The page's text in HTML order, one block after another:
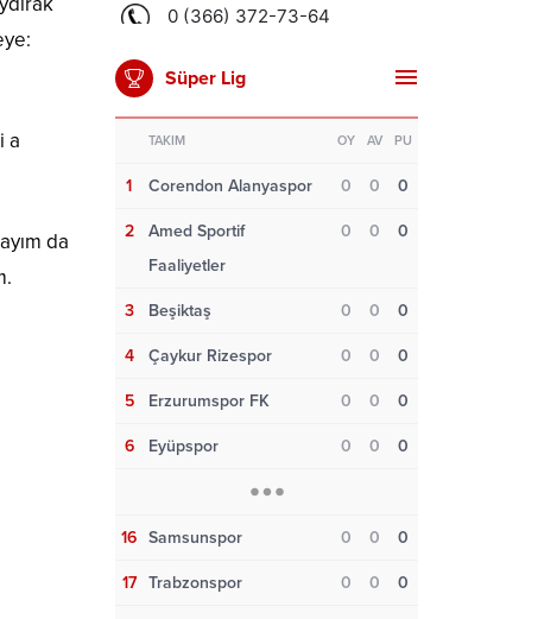
a
da
Süper Lig
TAKIM OY AV PU
1 Corendon Alanyaspor 0 0 0
2
Amed Sportif
Faaliyetler
0 0 0
3 Beşiktaş 0 0 0
4 Çaykur Rizespor 0 0 0
5 Erzurumspor FK 0 0 0
6 Eyüpspor 0 0 0
16 Samsunspor 0 0 0
17 Trabzonspor 0 0 0